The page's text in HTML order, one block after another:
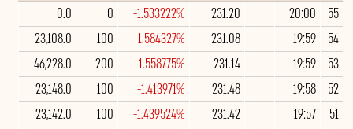
55
20:00
231.20
-1.533222%
0
0.0
54
19:59
231.08
-1.584327%
100
23,108.0
53
19:59
231.14
-1.558775%
200
46,228.0
52
19:58
231.48
-1.413971%
100
23,148.0
51
19:57
231.42
-1.439524%
100
23,142.0